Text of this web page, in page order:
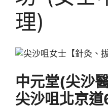
理)
中元堂(尖沙
尖沙咀北京